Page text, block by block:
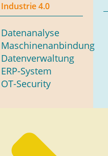
Industrie 4.0
Datenanalyse
Maschinenanbindung
Datenverwaltung
ERP-System
OT-Security